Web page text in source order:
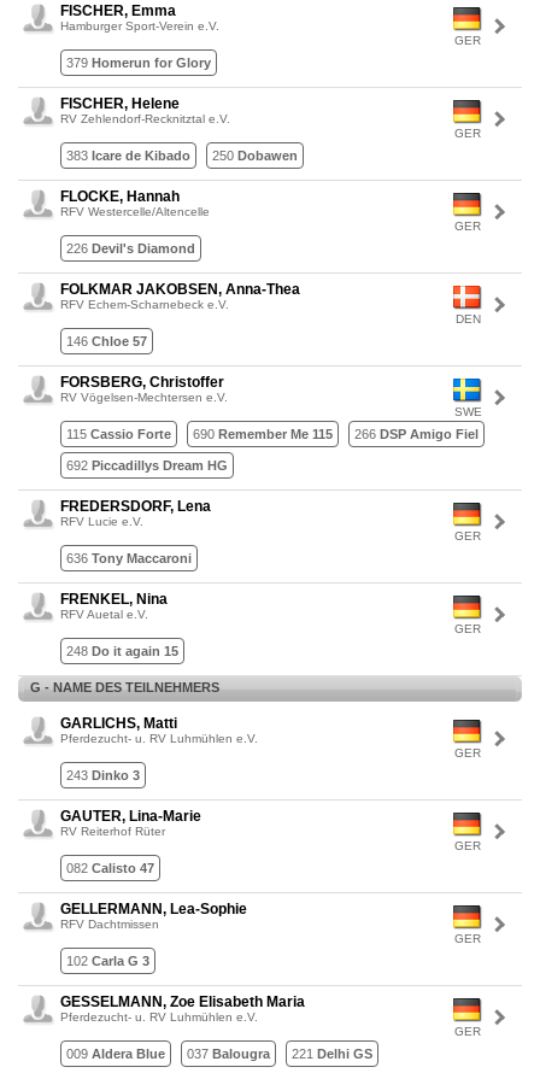
GER
FISCHER, Emma
Hamburger Sport-Verein e.V.
379 Homerun for Glory
GER
FISCHER, Helene
RV Zehlendorf-Recknitztal e.V.
383 Icare de Kibado 250 Dobawen
GER
FLOCKE, Hannah
RFV Westercelle/Altencelle
226 Devil's Diamond
DEN
FOLKMAR JAKOBSEN, Anna-Thea
RFV Echem-Scharnebeck e.V.
146 Chloe 57
SWE
FORSBERG, Christoffer
RV Vögelsen-Mechtersen e.V.
115 Cassio Forte 690 Remember Me 115 266 DSP Amigo Fiel
692 Piccadillys Dream HG
GER
FREDERSDORF, Lena
RFV Lucie e.V.
636 Tony Maccaroni
GER
FRENKEL, Nina
RFV Auetal e.V.
248 Do it again 15
G - NAME DES TEILNEHMERS
GER
GARLICHS, Matti
Pferdezucht- u. RV Luhmühlen e.V.
243 Dinko 3
GER
GAUTER, Lina-Marie
RV Reiterhof Rüter
082 Calisto 47
GER
GELLERMANN, Lea-Sophie
RFV Dachtmissen
102 Carla G 3
GER
GESSELMANN, Zoe Elisabeth Maria
Pferdezucht- u. RV Luhmühlen e.V.
009 Aldera Blue 037 Balougra 221 Delhi GS